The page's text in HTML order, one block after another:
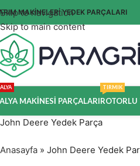
Skip to navigation
Skip to main content
MAKİNELERİ YEDEK PARÇALARI
MAKINESI PARÇALARIROTORLU
TIRMIK
John Deere Yedek Parça
Anasayfa » John Deere Yedek